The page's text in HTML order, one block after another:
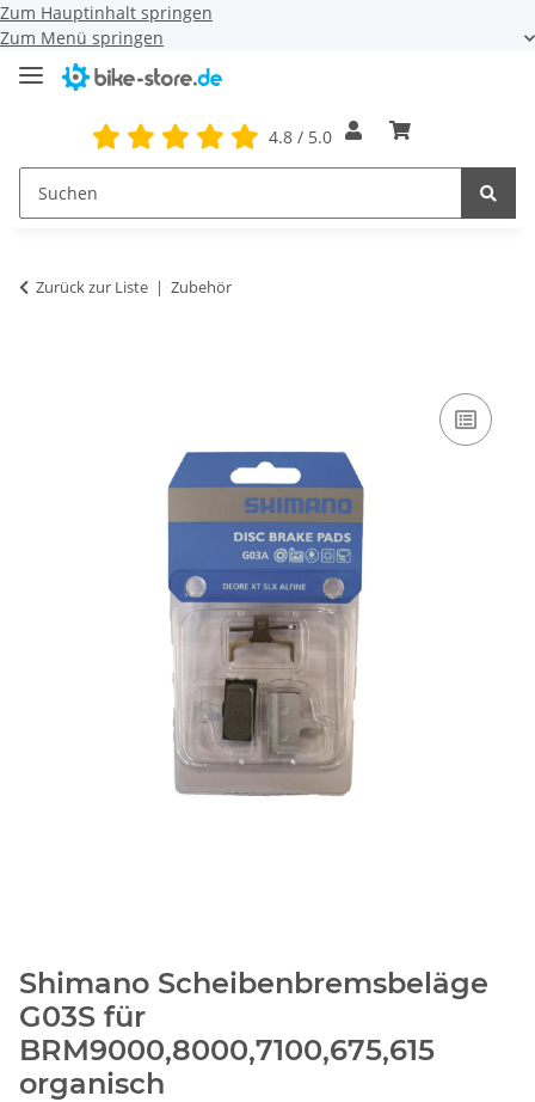
Zum Hauptinhalt springen
Zum Menü springen
4.8 / 5.0
Zurück zur Liste Zubehör
Shimano Scheibenbremsbeläge
G03S für
BRM9000,8000,7100,675,615
organisch